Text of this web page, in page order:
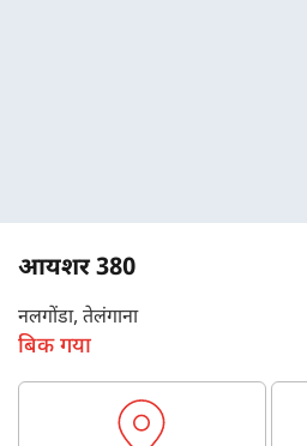
आयशर 380
नलगोंडा, तेलंगाना
बिक गया